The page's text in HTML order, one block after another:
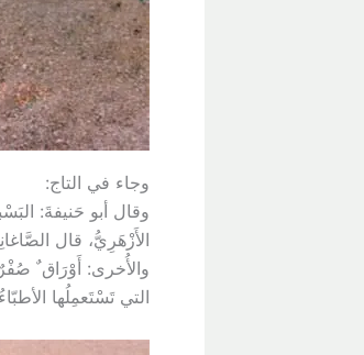
وجاء في التاج:
وقال أبو حَنيفةَ:
الأَزْهَرِيُّ، قال
والأُخرى: أَوْرَاق
التي تَسْتَعمِلُها